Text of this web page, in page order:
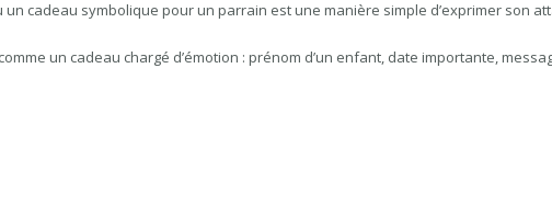
un cadeau symbolique pour un parrain est une manière simple d’exprimer son
un cadeau chargé d’émotion : prénom d’un enfant, date importante,